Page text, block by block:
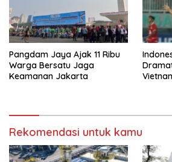
Pangdam Jaya Ajak 11 Ribu
Warga Bersatu Jaga
Keamanan Jakarta
Rekomendasi untuk kamu